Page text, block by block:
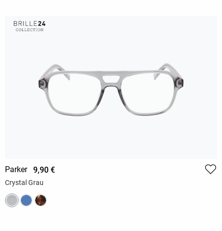
Parker 9,90 €
Crystal Grau